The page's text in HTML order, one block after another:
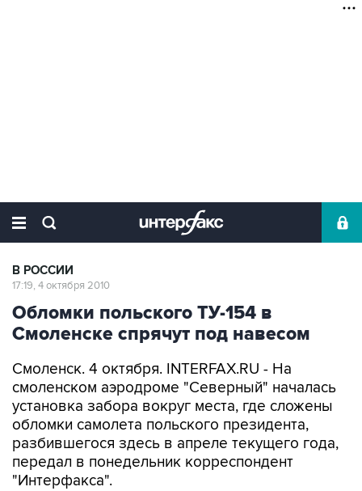
В РОССИИ
17:19, 4 октября 2010
Обломки польского ТУ-154 в
Смоленске спрячут под навесом
Смоленск. 4 октября. INTERFAX.RU - На
смоленском аэродроме "Северный" началась
установка забора вокруг места, где сложены
обломки самолета польского президента,
разбившегося здесь в апреле текущего года,
передал в понедельник корреспондент
"Интерфакса".